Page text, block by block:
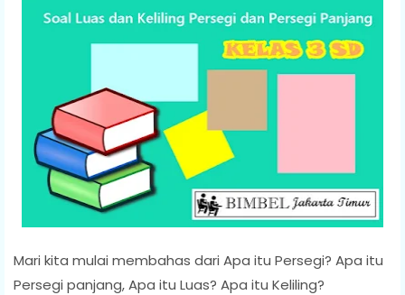
Mari kita mulai membahas dari Apa itu Persegi? Apa itu
Persegi panjang, Apa itu Luas? Apa itu Keliling?